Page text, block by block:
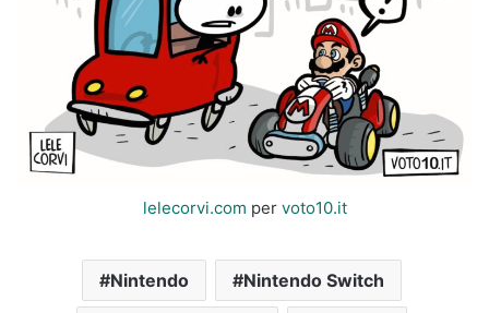
lelecorvi.com per voto10.it
Nintendo Nintendo Switch